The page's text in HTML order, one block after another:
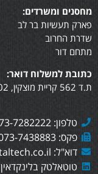
מחסנים ומשרדים:
פארק תעשיות בר לב
שדרת החרוב
מתחם דור
כתובת למשלוח דואר:
ת.ד 562 קריית מוצקין, 2610402
טלפון: 073-7282222
פקס: 073-7438883
דוא"ל: sales@totaltech.co.il
טוטאלטק בלינקדאין